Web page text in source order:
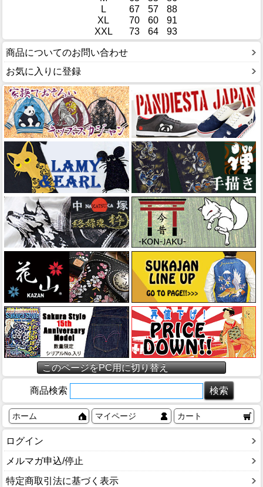
L
67 57
88
XL
70 60
91
XXL
73 64 93
商品についてのお問い合わせ
お気に入りに登録
このページをPC用に切り替え
商品検索
ホーム マイページ カート
ログイン
メルマガ申込/停止
特定商取引法に基づく表示